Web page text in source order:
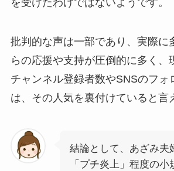
批判的な声は一部であり、実際に
らの応援や支持が圧倒的に多く、
チャンネル登録者数やSNSのフォ
は、その人気を裏付けていると言
結論として、あざみ夫
「プチ炎上」程度の小